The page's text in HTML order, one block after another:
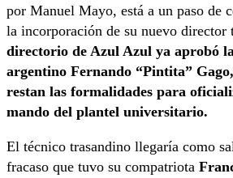
por Manuel Mayo, está a un paso de
la incorporación de su nuevo director
directorio de Azul Azul ya aprobó
argentino Fernando “Pintita”
restan las formalidades para
mando del plantel universitario.
El técnico trasandino llegaría como
fracaso que tuvo su compatriota